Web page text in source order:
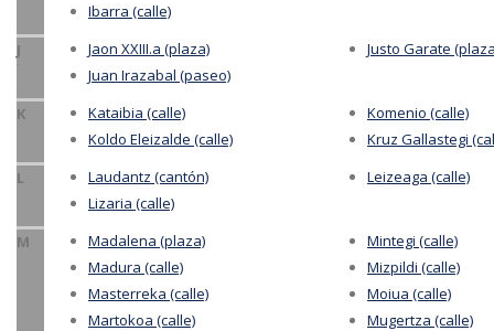
Ibarra (calle)
J
Jaon XXIII.a (plaza)
Juan Irazabal (paseo)
Justo Garate
K
Kataibia (calle)
Koldo Eleizalde (calle)
Komenio (calle)
Kruz Gallastegi
L
Laudantz (cantón)
Lizaria (calle)
Leizeaga (calle)
M
Madalena (plaza)
Madura (calle)
Masterreka (calle)
Martokoa (calle)
Mintegi (calle)
Mizpildi (calle)
Moiua (calle)
Mugertza (calle)